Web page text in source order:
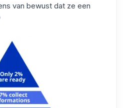
van bewust dat ze een